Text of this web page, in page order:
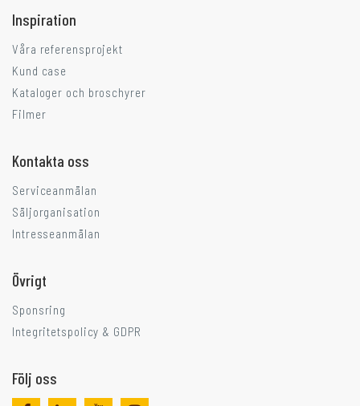
Inspiration
Våra referensprojekt
Kund case
Kataloger och broschyrer
Filmer
Kontakta oss
Serviceanmälan
Säljorganisation
Intresseanmälan
Övrigt
Sponsring
Integritetspolicy & GDPR
Följ oss